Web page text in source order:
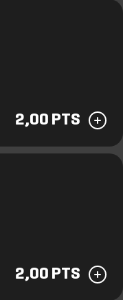
2,00 PTS
2,00 PTS